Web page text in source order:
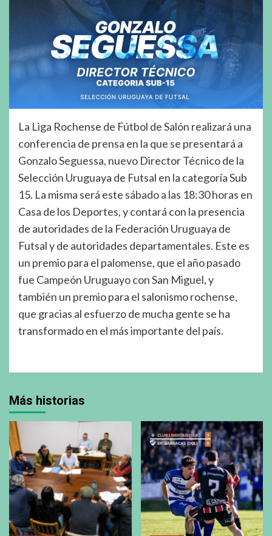
La Liga Rochense de Fútbol de Salón realizará una
conferencia de prensa en la que se presentará a
Gonzalo Seguessa, nuevo Director Técnico de la
Selección Uruguaya de Futsal en la categoría Sub
15. La misma será este sábado a las 18:30 horas en
Casa de los Deportes, y contará con la presencia
de autoridades de la Federación Uruguaya de
Futsal y de autoridades departamentales. Este es
un premio para el palomense, que el año pasado
fue Campeón Uruguayo con San Miguel, y
también un premio para el salonismo rochense,
que gracias al esfuerzo de mucha gente se ha
transformado en el más importante del país.
Más historias